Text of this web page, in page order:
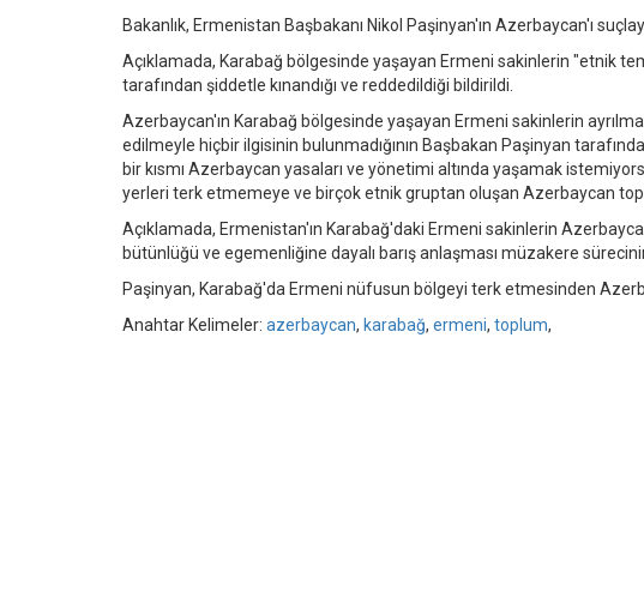
Bakanlık, Ermenistan Başbakanı Nikol Paşinyan'ın Azerbaycan'ı
Açıklamada, Karabağ bölgesinde yaşayan Ermeni sakinlerin "etnik
tarafından şiddetle kınandığı ve reddedildiği bildirildi.
Azerbaycan'ın Karabağ bölgesinde yaşayan Ermeni sakinlerin
edilmeyle hiçbir ilgisinin bulunmadığının Başbakan Paşinyan
bir kısmı Azerbaycan yasaları ve yönetimi altında yaşamak
yerleri terk etmemeye ve birçok etnik gruptan oluşan Azerbaycan
Açıklamada, Ermenistan'ın Karabağ'daki Ermeni sakinlerin
bütünlüğü ve egemenliğine dayalı barış anlaşması müzakere
Paşinyan, Karabağ'da Ermeni nüfusun bölgeyi terk etmesinden
Anahtar Kelimeler: azerbaycan, karabağ, ermeni, toplum,